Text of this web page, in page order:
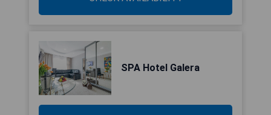
SPA Hotel Galera